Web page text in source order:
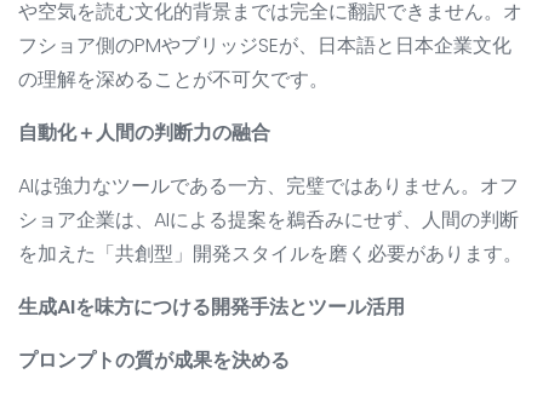
や空気を読む文化的背景までは完全に翻訳できません。オ
フショア側のPMやブリッジSEが、日本語と日本企業文化
の理解を深めることが不可欠です。
自動化＋人間の判断力の融合
AIは強力なツールである一方、完璧ではありません。オフ
ショア企業は、AIによる提案を鵜呑みにせず、人間の判断
を加えた「共創型」開発スタイルを磨く必要があります。
生成AIを味方につける開発手法とツール活用
プロンプトの質が成果を決める